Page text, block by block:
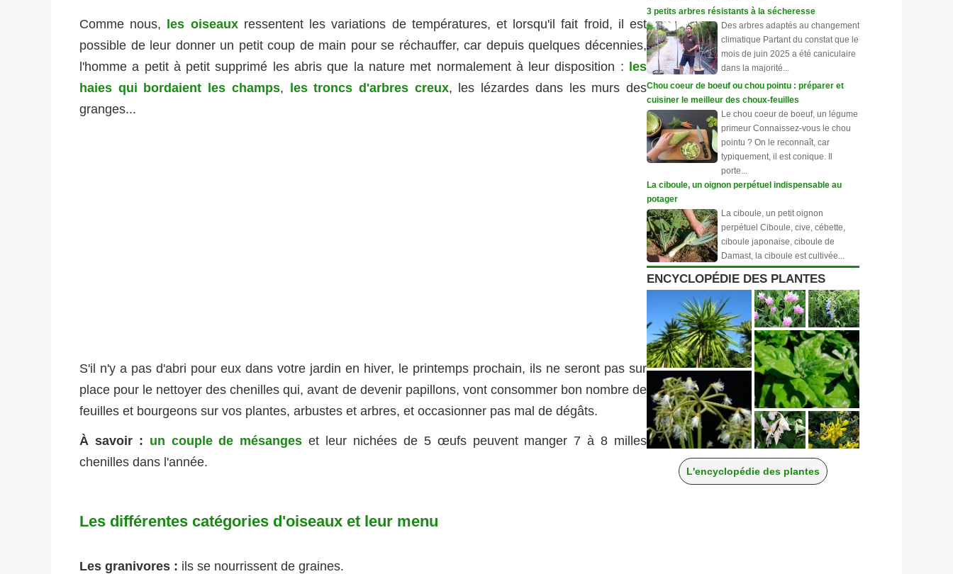
Comme nous, les oiseauxressentent les variations de températures, et lorsqu'il fait froid, il est
possible de leur donner un petit coup de main pour se réchauffer, car depuis quelques décennies,
l'homme a petit à petit supprimé les abris que la nature met normalement à leur disposition : les
haies qui bordaient les champs, les troncs d'arbres creux, les lézardes dans les murs des
granges...
S'il n'y a pas d'abri pour eux dans votre jardin en hiver, le printemps prochain, ils ne seront pas sur
place pour le nettoyer des chenilles qui, avant de devenir papillons, vont consommer bon nombre de
feuilles et bourgeons sur vos plantes, arbustes et arbres, et occasionner pas mal de dégâts.
À savoir : un couple de mésanges et leur nichées de 5 œufs peuvent manger 7 à 8 milles
chenilles dans l'année.
Les différentes catégories d'oiseaux et leur menu
Les granivores : ils se nourrissent de graines.
3 petits arbres résistants à la sécheresse
Des arbres adaptés au changement
climatique Partant du constat que le
mois de juin 2025 a été caniculaire
dans la majorité...
Chou coeur de boeuf ou chou pointu : préparer et
cuisiner le meilleur des choux-feuilles
Le chou coeur de boeuf, un légume
primeur Connaissez-vous le chou
pointu ? On le reconnaît, car
typiquement, il est conique. Il
porte...
La ciboule, un oignon perpétuel indispensable au
potager
La ciboule, un petit oignon
perpétuel Ciboule, cive, cébette,
ciboule japonaise, ciboule de
Damast, la ciboule est cultivée...
ENCYCLOPÉDIE DES PLANTES
L'encyclopédie des plantes